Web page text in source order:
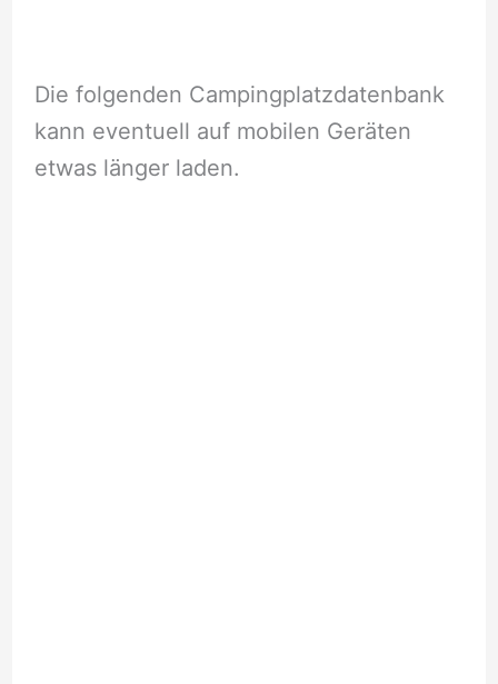
Die folgenden Campingplatzdatenbank
kann eventuell auf mobilen Geräten
etwas länger laden.